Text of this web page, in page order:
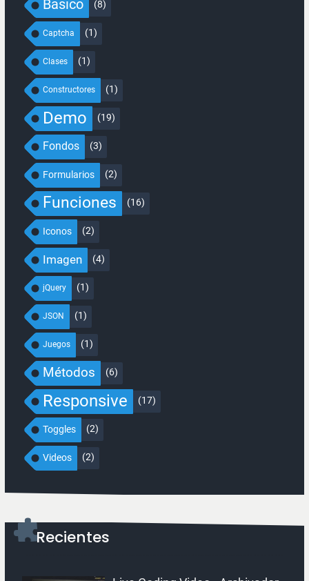
Básico (8)
Captcha (1)
Clases (1)
Constructores (1)
Demo (19)
Fondos (3)
Formularios (2)
Funciones (16)
Iconos (2)
Imagen (4)
jQuery (1)
JSON (1)
Juegos (1)
Métodos (6)
Responsive (17)
Toggles (2)
Videos (2)
Recientes